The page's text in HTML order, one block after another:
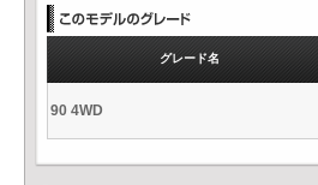
グレード名
90 4WD